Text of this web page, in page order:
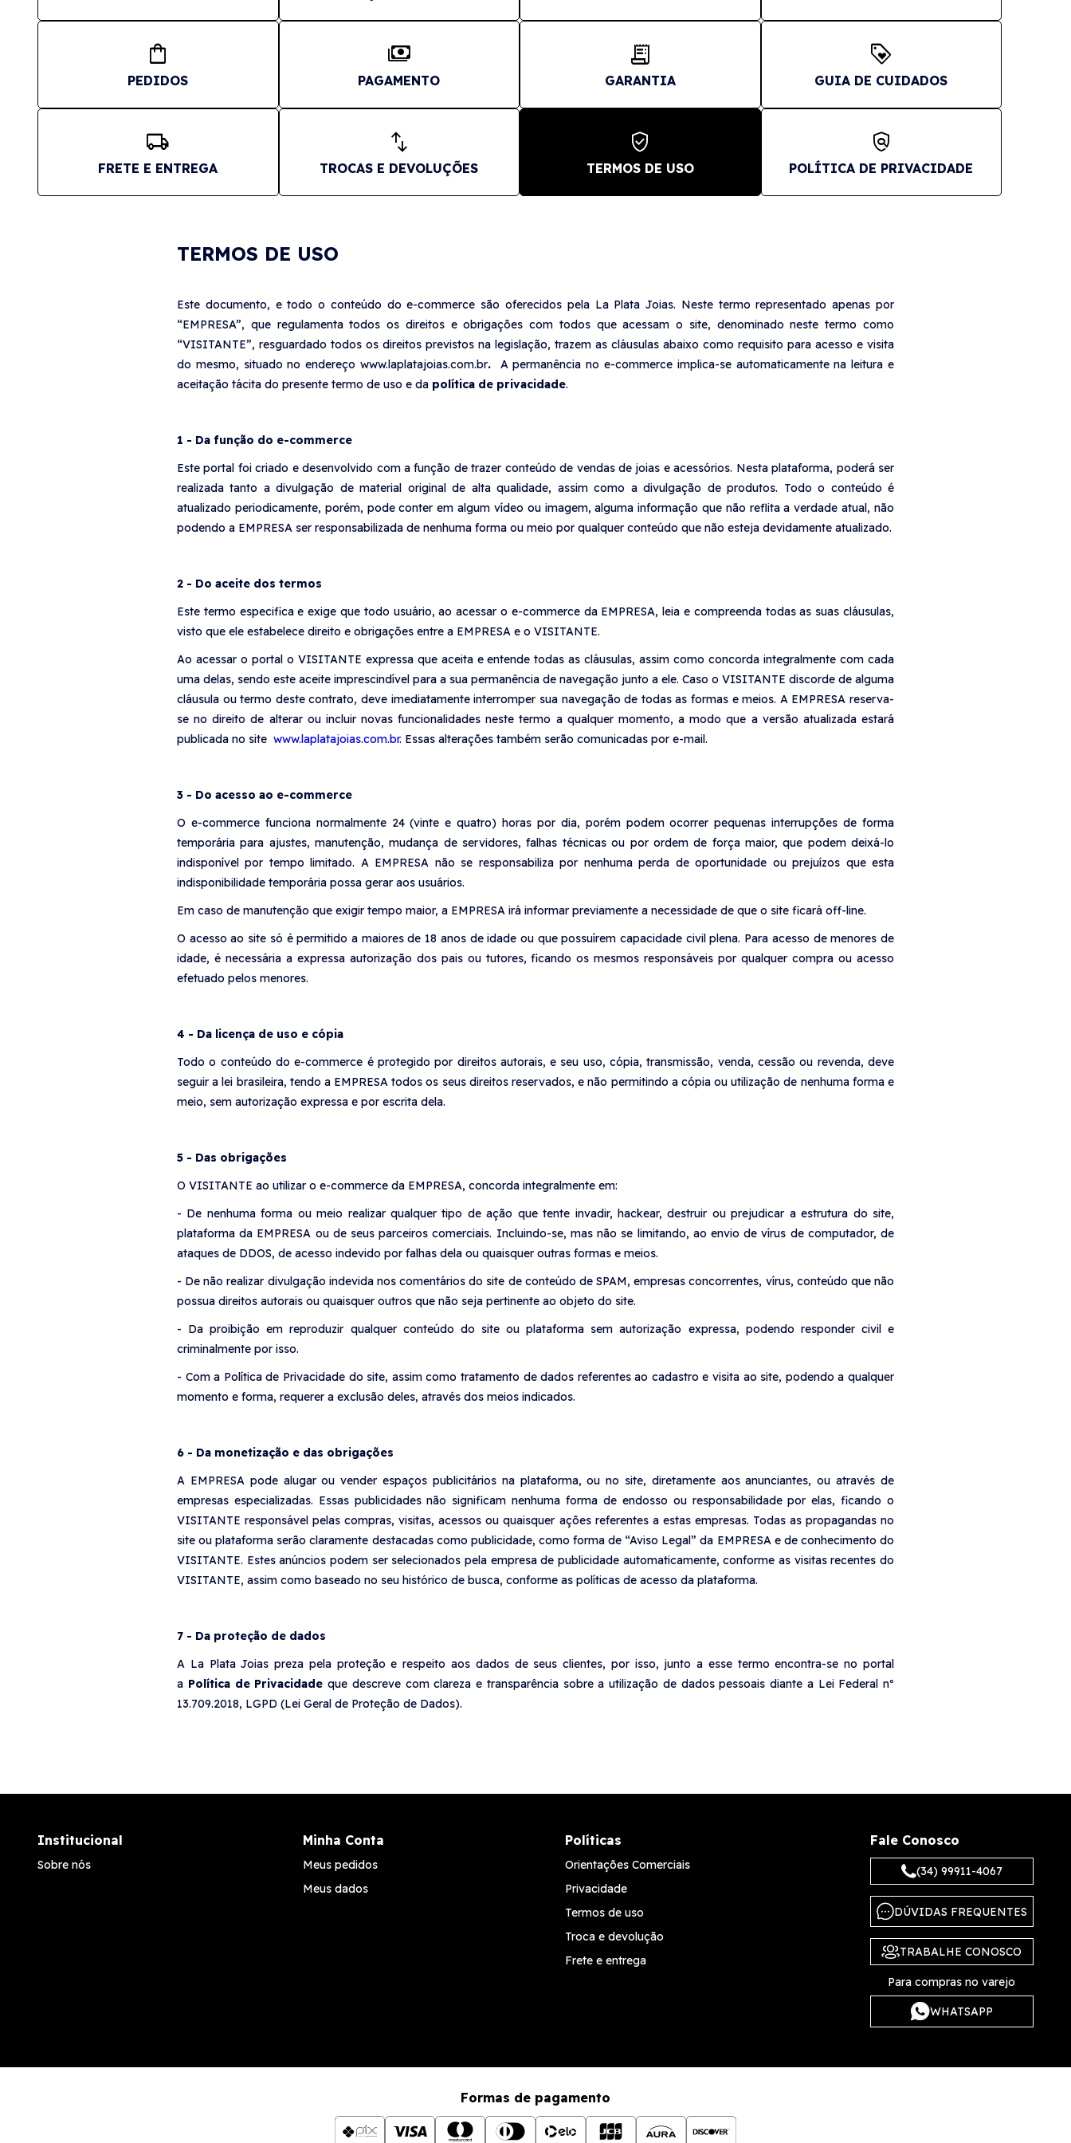
shopping_bag
PEDIDOS
payments
PAGAMENTO
receipt_long
GARANTIA
loyalty
GUIA DE CUIDADOS
local_shipping
FRETE E ENTREGA
swap_vert
TROCAS E DEVOLUÇÕES
verified_user
TERMOS DE USO
policy
POLÍTICA DE PRIVACIDADE
TERMOS DE USO
Este documento, e todo o conteúdo do e-commerce são oferecidos pela La Plata Joias. Neste termo representado apenas por
“EMPRESA”, que regulamenta todos os direitos e obrigações com todos que acessam o site, denominado neste termo como
“VISITANTE”, resguardado todos os direitos previstos na legislação, trazem as cláusulas abaixo como requisito para acesso e visita
do mesmo, situado no endereço www.laplatajoias.com.br. A permanência no e-commerce implica-se automaticamente na leitura e
aceitação tácita do presente termo de uso e da política de privacidade.
1 - Da função do e-commerce
Este portal foi criado e desenvolvido com a função de trazer conteúdo de vendas de joias e acessórios. Nesta plataforma, poderá ser
realizada tanto a divulgação de material original de alta qualidade, assim como a divulgação de produtos. Todo o conteúdo é
atualizado periodicamente, porém, pode conter em algum vídeo ou imagem, alguma informação que não reflita a verdade atual, não
podendo a EMPRESA ser responsabilizada de nenhuma forma ou meio por qualquer conteúdo que não esteja devidamente atualizado.
2 - Do aceite dos termos
Este termo especifica e exige que todo usuário, ao acessar o e-commerce da EMPRESA, leia e compreenda todas as suas cláusulas,
visto que ele estabelece direito e obrigações entre a EMPRESA e o VISITANTE.
Ao acessar o portal o VISITANTE expressa que aceita e entende todas as cláusulas, assim como concorda integralmente com cada
uma delas, sendo este aceite imprescindível para a sua permanência de navegação junto a ele. Caso o VISITANTE discorde de alguma
cláusula ou termo deste contrato, deve imediatamente interromper sua navegação de todas as formas e meios. A EMPRESA reserva-
se no direito de alterar ou incluir novas funcionalidades neste termo a qualquer momento, a modo que a versão atualizada estará
publicada no site www.laplatajoias.com.br. Essas alterações também serão comunicadas por e-mail.
3 - Do acesso ao e-commerce
O e-commerce funciona normalmente 24 (vinte e quatro) horas por dia, porém podem ocorrer pequenas interrupções de forma
temporária para ajustes, manutenção, mudança de servidores, falhas técnicas ou por ordem de força maior, que podem deixá-lo
indisponível por tempo limitado. A EMPRESA não se responsabiliza por nenhuma perda de oportunidade ou prejuízos que esta
indisponibilidade temporária possa gerar aos usuários.
Em caso de manutenção que exigir tempo maior, a EMPRESA irá informar previamente a necessidade de que o site ficará off-line.
O acesso ao site só é permitido a maiores de 18 anos de idade ou que possuírem capacidade civil plena. Para acesso de menores de
idade, é necessária a expressa autorização dos pais ou tutores, ficando os mesmos responsáveis por qualquer compra ou acesso
efetuado pelos menores.
4 - Da licença de uso e cópia
Todo o conteúdo do e-commerce é protegido por direitos autorais, e seu uso, cópia, transmissão, venda, cessão ou revenda, deve
seguir a lei brasileira, tendo a EMPRESA todos os seus direitos reservados, e não permitindo a cópia ou utilização de nenhuma forma e
meio, sem autorização expressa e por escrita dela.
5 - Das obrigações
O VISITANTE ao utilizar o e-commerce da EMPRESA, concorda integralmente em:
- De nenhuma forma ou meio realizar qualquer tipo de ação que tente invadir, hackear, destruir ou prejudicar a estrutura do site,
plataforma da EMPRESA ou de seus parceiros comerciais. Incluindo-se, mas não se limitando, ao envio de vírus de computador, de
ataques de DDOS, de acesso indevido por falhas dela ou quaisquer outras formas e meios.
- De não realizar divulgação indevida nos comentários do site de conteúdo de SPAM, empresas concorrentes, vírus, conteúdo que não
possua direitos autorais ou quaisquer outros que não seja pertinente ao objeto do site.
- Da proibição em reproduzir qualquer conteúdo do site ou plataforma sem autorização expressa, podendo responder civil e
criminalmente por isso.
- Com a Política de Privacidade do site, assim como tratamento de dados referentes ao cadastro e visita ao site, podendo a qualquer
momento e forma, requerer a exclusão deles, através dos meios indicados.
6 - Da monetização e das obrigações
A EMPRESA pode alugar ou vender espaços publicitários na plataforma, ou no site, diretamente aos anunciantes, ou através de
empresas especializadas. Essas publicidades não significam nenhuma forma de endosso ou responsabilidade por elas, ficando o
VISITANTE responsável pelas compras, visitas, acessos ou quaisquer ações referentes a estas empresas. Todas as propagandas no
site ou plataforma serão claramente destacadas como publicidade, como forma de “Aviso Legal” da EMPRESA e de conhecimento do
VISITANTE. Estes anúncios podem ser selecionados pela empresa de publicidade automaticamente, conforme as visitas recentes do
VISITANTE, assim como baseado no seu histórico de busca, conforme as políticas de acesso da plataforma.
7 - Da proteção de dados
A La Plata Joias preza pela proteção e respeito aos dados de seus clientes, por isso, junto a esse termo encontra-se no portal
a Política de Privacidade que descreve com clareza e transparência sobre a utilização de dados pessoais diante a Lei Federal nº
13.709.2018, LGPD (Lei Geral de Proteção de Dados).
Institucional
Sobre nós
Minha Conta
Meus pedidos
Meus dados
Políticas
Orientações Comerciais
Privacidade
Termos de uso
Troca e devolução
Frete e entrega
Fale Conosco
(34) 99911-4067
DÚVIDAS FREQUENTES
TRABALHE CONOSCO
Para compras no varejo
WHATSAPP
Formas de pagamento